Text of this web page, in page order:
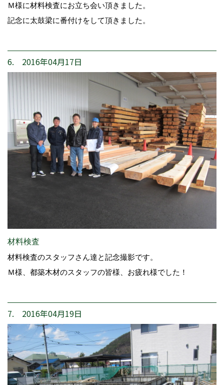
Ｍ様に材料検査にお立ち会い頂きました。
記念に太鼓梁に番付けをして頂きました。
6. 2016年04月17日
材料検査
材料検査のスタッフさん達と記念撮影です。
Ｍ様、都築木材のスタッフの皆様、お疲れ様でした！
7. 2016年04月19日